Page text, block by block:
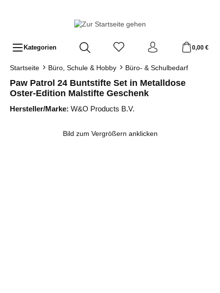
Kategorien 0,00 €
Startseite Büro, Schule & Hobby Büro- & Schulbedarf
Paw Patrol 24 Buntstifte Set in Metalldose
Oster-Edition Malstifte Geschenk
Hersteller/Marke: W&O Products B.V.
Bild zum Vergrößern anklicken